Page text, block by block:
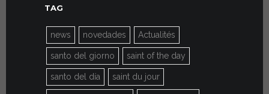
TAG
news novedades Actualités
santo del giorno saint of the day
santo del día saint du jour